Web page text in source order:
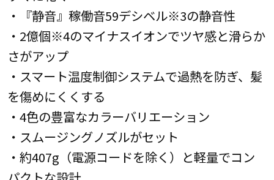
・『静音』稼働音59デシベル※3の静音性
・2億個※4のマイナスイオンでツヤ感と滑らか
さがアップ
・スマート温度制御システムで過熱を防ぎ、髪
を傷めにくくする
・4色の豊富なカラーバリエーション
・スムージングノズルがセット
・約407g（電源コードを除く）と軽量でコン